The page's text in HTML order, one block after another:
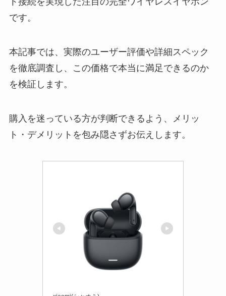
です。
本記事では、実際のユーザー評価や詳細スペック
を徹底調査し、この価格で本当に満足できるのか
を検証します。
購入を迷っている方が判断できるよう、メリッ
ト・デメリットを包み隠さずお伝えします。